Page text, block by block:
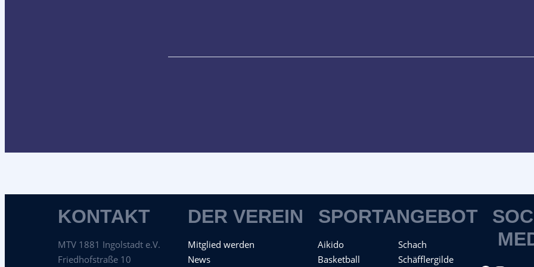
KONTAKT
MTV 1881 Ingolstadt e.V.
Friedhofstraße 10
DER VEREIN
Mitglied werden
News
SPORTANGEBOT
Aikido
Basketball
Schach
Schäfflergilde